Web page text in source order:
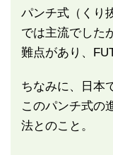
パンチ式（くり
では主流でした
難点があり、
ちなみに、日本
このパンチ式の
法とのこと。